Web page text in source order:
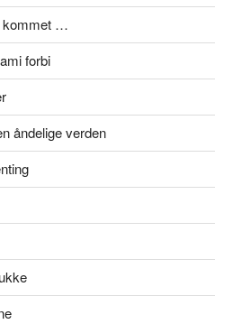
kommet …
forbi
åndelige verden